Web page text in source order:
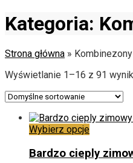
Kategoria:
Strona główna »
Wyświetlanie 1–16 z 91
Wybierz opcjeTen
ma
Bardzo cieply